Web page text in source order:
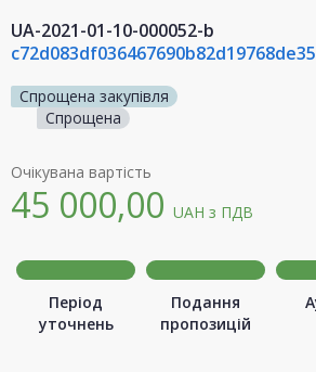
UA-2021-01-10-000052-b
Спрощена закупівля
Спрощена
Очікувана вартість
45 000,00 UAH з ПДВ
Період
уточнень
Подання
пропозицій